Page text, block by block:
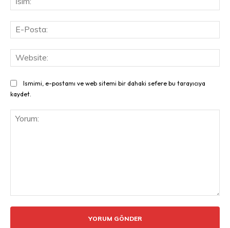
Ismimi, e-postamı ve web sitemi bir dahaki sefere bu tarayıcıya
kaydet.